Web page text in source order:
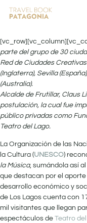
parte del grupo de 30
Red de Ciudades
(Inglaterra), Sevilla
(Australia).
Alcalde de Frutillar, Claus
postulación, la cual fue
público privadas como
Teatro del Lago.
La Organización de las
la Cultura (UNESCO)
la Música, sumándola así
que destacan por el
desarrollo económico y
de Los Lagos cuenta con
mil visitantes que llegan
espectáculos de Teatro